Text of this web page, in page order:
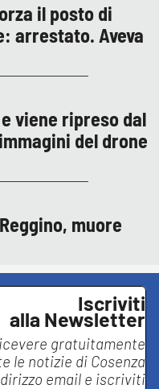
il posto di
arrestato. Aveva
viene ripreso dal
del drone
muore
Iscriviti
alla Newsletter
gratuitamente
le notizie di Cosenza
email e iscriviti